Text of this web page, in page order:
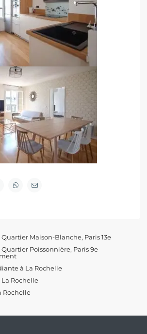
Maison-Blanche, Paris 13e
Poissonnière, Paris 9e
à La Rochelle
Rochelle
Rochelle